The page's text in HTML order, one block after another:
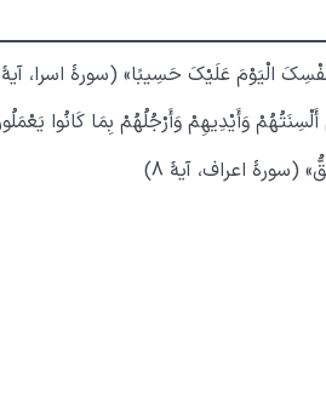
الْیَوْمَ عَلَیْکَ حَسِیبًا» (سورۀ اسرا، آیۀ
وَأَیْدِیهِمْ وَأَرْجُلُهُمْ بِمَا کَانُوا
(سورۀ اعراف، آیۀ 8)